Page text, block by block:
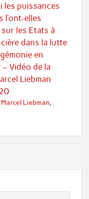
les puissances
l’ont-elles
les Etats à
dans la lutte
en
– Vidéo de la
Liebman
Liebman